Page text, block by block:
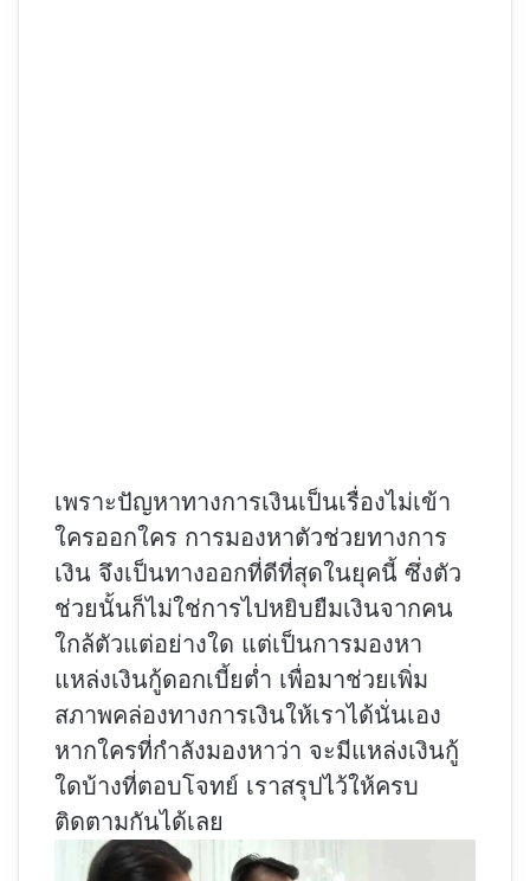
เพราะปัญหาทางการเงินเป็นเรื่องไม่เข้า
ใครออกใคร การมองหาตัวช่วยทางการ
เงิน จึงเป็นทางออกที่ดีที่สุดในยุคนี้ ซึ่งตัว
ช่วยนั้นก็ไม่ใช่การไปหยิบยืมเงินจากคน
ใกล้ตัวแต่อย่างใด แต่เป็นการมองหา
แหล่งเงินกู้ดอกเบี้ยต่ำ เพื่อมาช่วยเพิ่ม
สภาพคล่องทางการเงินให้เราได้นั่นเอง
หากใครที่กำลังมองหาว่า จะมีแหล่งเงินกู้
ใดบ้างที่ตอบโจทย์ เราสรุปไว้ให้ครบ
ติดตามกันได้เลย